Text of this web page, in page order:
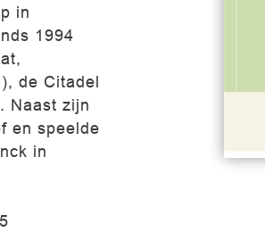
in
1994
de Citadel
Naast zijn
en speelde
in